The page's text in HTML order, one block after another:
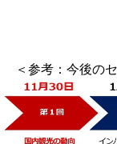
＜参考：今後の